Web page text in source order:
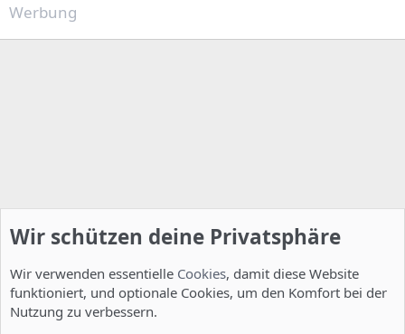
Werbung
Wir schützen deine Privatsphäre
Wir verwenden essentielle Cookies, damit diese Website
funktioniert, und optionale Cookies, um den Komfort bei der
Nutzung zu verbessern.